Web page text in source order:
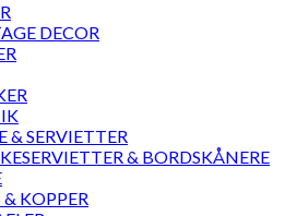
DECOR
& SERVIETTER
& BORDSKÅNERE
& KOPPER